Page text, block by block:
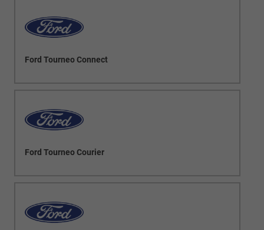
Ford Tourneo Connect
Ford Tourneo Courier